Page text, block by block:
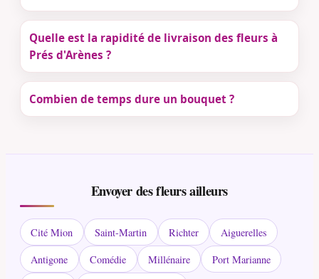
Quelle est la rapidité de livraison des fleurs à
Prés d'Arènes ?
Combien de temps dure un bouquet ?
Envoyer des fleurs ailleurs
Cité Mion Saint-Martin Richter
Aiguerelles
Antigone
Comédie Millénaire
Port Marianne